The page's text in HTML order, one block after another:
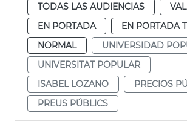
TODAS LAS AUDIENCIAS
EN PORTADA
EN PORTADA
NORMAL
UNIVERSIDAD
UNIVERSITAT POPULAR
ISABEL LOZANO
PRECIOS
PREUS PÚBLICS